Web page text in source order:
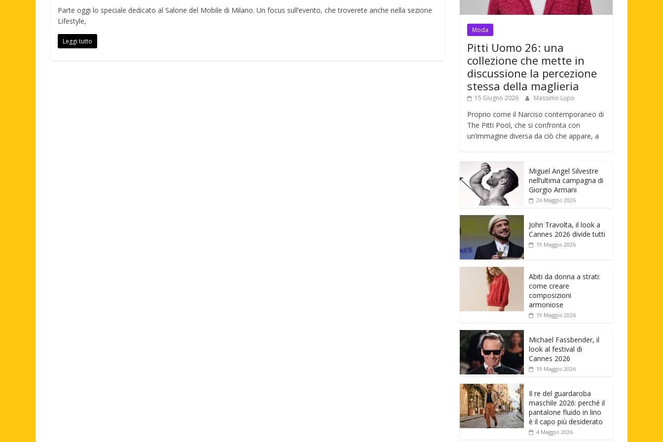
Parte oggi lo speciale dedicato al Salone del Mobile di Milano. Un focus sull’evento, che troverete anche nella sezione
Lifestyle,
Leggi tutto
Moda
Pitti Uomo 26: una
collezione che mette in
discussione la percezione
stessa della maglieria
15 Giugno 2026 Massimo Lupo
Proprio come il Narciso contemporaneo di
The Pitti Pool, che si confronta con
un’immagine diversa da ciò che appare, a
Miguel Angel Silvestre
nell’ultima campagna di
Giorgio Armani
26 Maggio 2026
John Travolta, il look a
Cannes 2026 divide tutti
19 Maggio 2026
Abiti da donna a strati:
come creare
composizioni
armoniose
19 Maggio 2026
Michael Fassbender, il
look al festival di
Cannes 2026
19 Maggio 2026
Il re del guardaroba
maschile 2026: perché il
pantalone fluido in lino
è il capo più desiderato
4 Maggio 2026